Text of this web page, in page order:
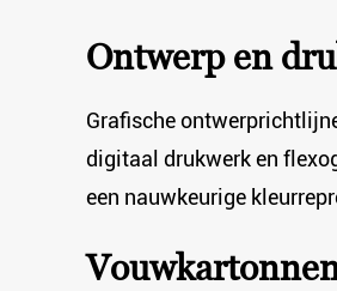
Ontwerp en
Grafische
digitaal drukwerk en
een ​​nauwkeurige